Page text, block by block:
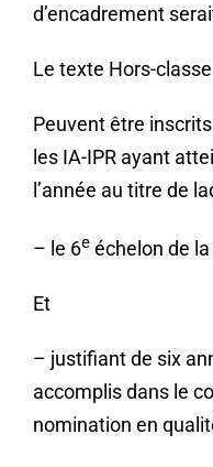
d’encadrement
Le texte Hors-
Peuvent être
les IA-IPR ayant
l’année au titre de
– le 6e échelon de
Et
– justifiant de six
accomplis dans le
nomination en